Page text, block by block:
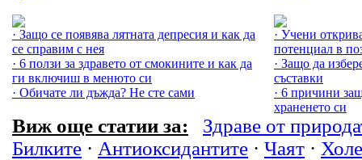
· Защо се появява лятната депресия и как да
се справим с нея
· 6 ползи за здравето от смокините и как да
ги включиш в менюто си
· Обичате ли дъжда? Не сте сами
· Учени
потенциал в
· Защо да
съставки
· 6 причини
храненето си
Виж още статии за:
Здраве от
Билките · Антиоксидантите · Чаят ·